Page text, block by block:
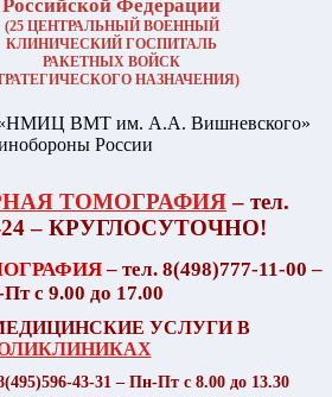
Российской Федерации
(25 ЦЕНТРАЛЬНЫЙ ВОЕННЫЙ
КЛИНИЧЕСКИЙ ГОСПИТАЛЬ
РАКЕТНЫХ ВОЙСК
НАЗНАЧЕНИЯ)
ТОМОГРАФИЯ– тел.
24 – КРУГЛОСУТОЧНО!
– тел. 8(498)777-11-00 –
с 9.00 до 17.00
УСЛУГИ В
43-31 – Пн-Пт с 8.00 до 13.30